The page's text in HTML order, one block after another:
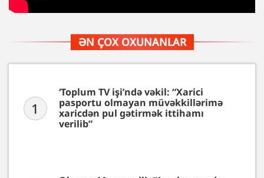
ƏN ÇOX OXUNANLAR
1
‘Toplum TV işi’ndə vəkil: “Xarici
pasportu olmayan müvəkkillərimə
xaricdən pul gətirmək ittihamı
verilib”